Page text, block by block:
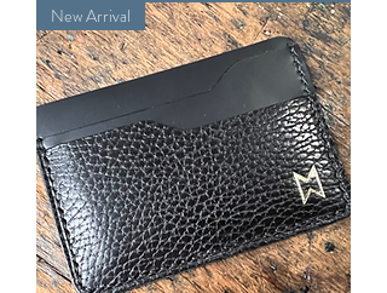
New Arrival